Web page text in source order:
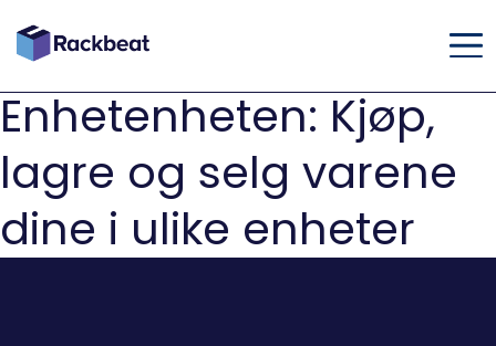
Enhetenheten: Kjøp,
lagre og selg varene
dine i ulike enheter